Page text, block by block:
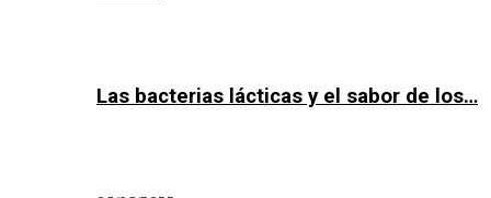
Las bacterias lácticas y el sabor de los…